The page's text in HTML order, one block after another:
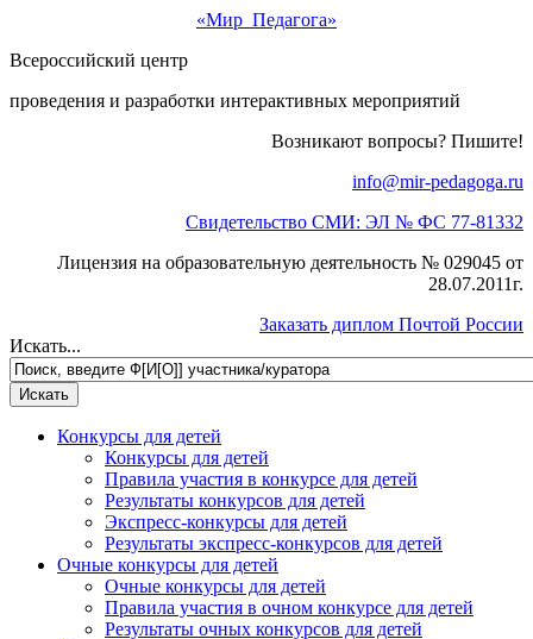
«Мир Педагога»
Всероссийский центр
проведения и разработки интерактивных мероприятий
Возникают вопросы? Пишите!
info@mir-pedagoga.ru
Свидетельство СМИ: ЭЛ № ФС 77-81332
Лицензия на образовательную деятельность № 029045 от
28.07.2011г.
Заказать диплом Почтой России
Искать...
Конкурсы для детей
Конкурсы для детей
Правила участия в конкурсе для детей
Результаты конкурсов для детей
Экспресс-конкурсы для детей
Результаты экспресс-конкурсов для детей
Очные конкурсы для детей
Очные конкурсы для детей
Правила участия в очном конкурсе для детей
Результаты очных конкурсов для детей